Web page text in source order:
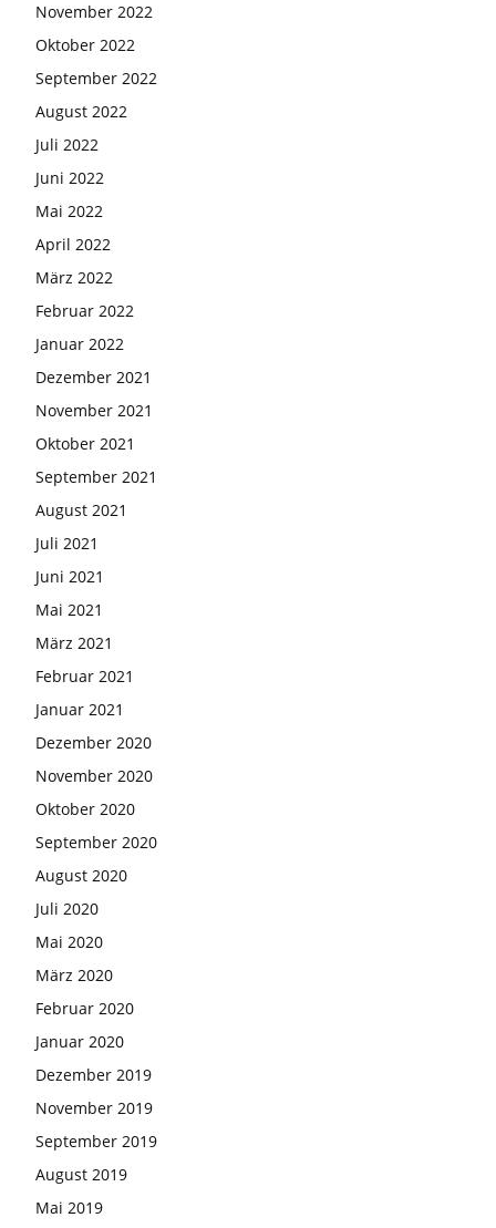
November 2022
Oktober 2022
September 2022
August 2022
Juli 2022
Juni 2022
Mai 2022
April 2022
März 2022
Februar 2022
Januar 2022
Dezember 2021
November 2021
Oktober 2021
September 2021
August 2021
Juli 2021
Juni 2021
Mai 2021
März 2021
Februar 2021
Januar 2021
Dezember 2020
November 2020
Oktober 2020
September 2020
August 2020
Juli 2020
Mai 2020
März 2020
Februar 2020
Januar 2020
Dezember 2019
November 2019
September 2019
August 2019
Mai 2019